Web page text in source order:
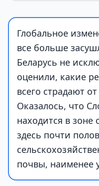
Глобальное
все больше
Беларусь не
оценили, какие
всего страдают
Оказалось, что
находится в зоне
здесь почти
почвы, наименее